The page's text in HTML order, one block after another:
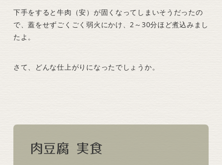
下手をすると牛肉（安）が固くなってしまいそうだったの
で、蓋をせずごくごく弱火にかけ、2～30分ほど煮込みまし
たよ。
さて、どんな仕上がりになったでしょうか。
肉豆腐 実食